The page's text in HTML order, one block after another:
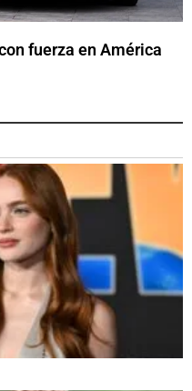
fuerza en América